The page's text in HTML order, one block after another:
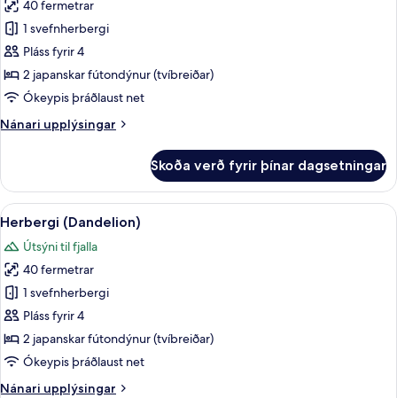
fyrir
Herbergi
(Zinnia)
40 fermetrar
1 svefnherbergi
Pláss fyrir 4
2 japanskar fútondýnur (tvíbreiðar)
Ókeypis þráðlaust net
Nánari upplýsingar
Nánari
(Zinnia)
Skoða verð fyrir þínar dagsetningar
Skoða
allar
myndir
fyrir
Herbergi
(Dandelion)
Herbergi (Dandelion) | Verönd/
6
Herbergi (Dandelion)
Útsýni til fjalla
40 fermetrar
1 svefnherbergi
Pláss fyrir 4
2 japanskar fútondýnur (tvíbreiðar)
Ókeypis þráðlaust net
Nánari upplýsingar
Nánari